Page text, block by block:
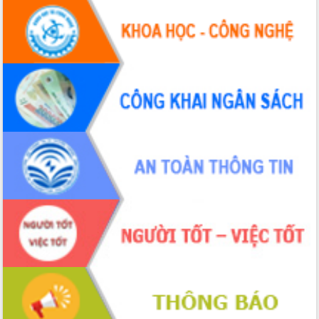
Tháo gỡ những vướng mắc, đẩy mạnh
công tác cải cách thủ tục hành chính
tại Trung tâm Phục vụ hành chính
công tỉnh
Đắk Lắk: Tôn vinh 46 giải pháp tại Hội
thi Sáng tạo Kỹ thuật 2024 - 2025
Đắk Lắk rà soát, điều chỉnh Đề án 190
về phát triển nuôi trồng thủy sản
Phó Chủ tịch UBND tỉnh Đắk Lắk
Trương Công Thái kiểm tra thực địa
Dự án cao tốc Khánh Hòa - Buôn Ma
Thuột
Định vị cà phê Việt Nam như một “di
sản sống” trong dòng chảy toàn cầu
Xây dựng nông thôn mới: Nâng cao đời
sống người dân từ những mô hình thiết
thực
Quyết liệt tháo gỡ vướng mắc, đẩy
nhanh tiến độ các dự án trọng điểm
trong Khu kinh tế Nam Phú Yên